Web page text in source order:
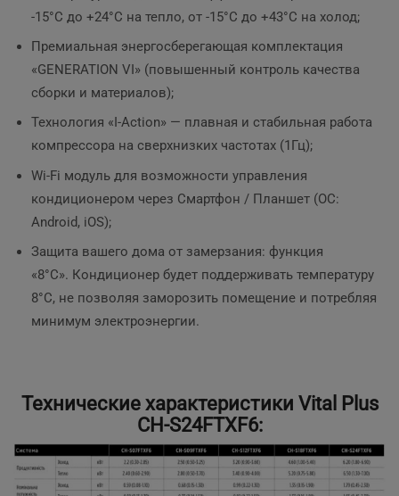
-15°C до +24°C на тепло, от -15°C до +43°C на холод;
Премиальная энергосберегающая комплектация
«GENERATION VI» (повышенный контроль качества
сборки и материалов);
Технология «I-Action» — плавная и стабильная работа
компрессора на сверхнизких частотах (1Гц);
Wi-Fi модуль для возможности управления
кондиционером через Смартфон / Планшет (ОС:
Android, iOS);
Защита вашего дома от замерзания: функция
«8°C». Кондиционер будет поддерживать температуру
8°C, не позволяя заморозить помещение и потребляя
минимум электроэнергии.
Технические характеристики Vital Plus
CH-S24FTXF6: